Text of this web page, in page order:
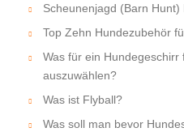
Scheunenjagd (Barn Hunt)
Top Zehn Hundezubehör
Was für ein
auszuwählen?
Was ist Flyball?
Was soll man bevor